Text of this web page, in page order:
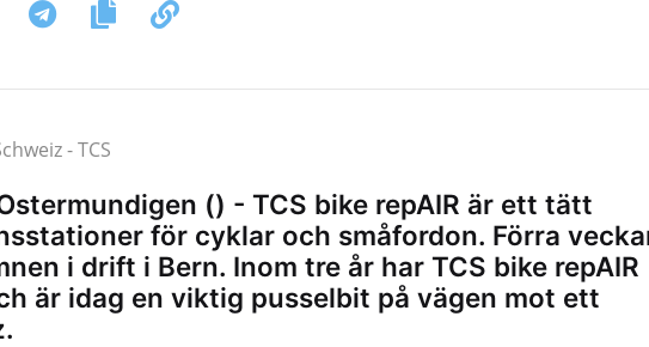
- TCS
() - TCS bike repAIR är ett tätt
för cyklar och småfordon. Förra
i drift i Bern. Inom tre år har TCS bike repAIR
är idag en viktig pusselbit på vägen mot ett